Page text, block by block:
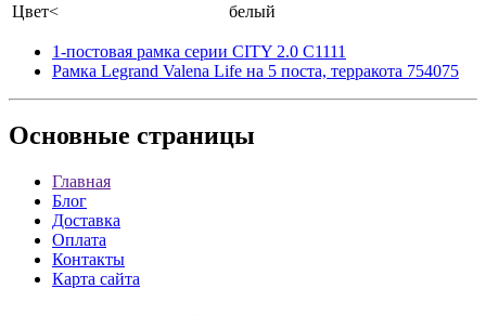
Цвет<
белый
1-постовая рамка серии CITY 2.0 С1111
Рамка Legrand Valena Life на 5 поста, терракота 754075
Основные страницы
Главная
Блог
Доставка
Оплата
Контакты
Карта сайта